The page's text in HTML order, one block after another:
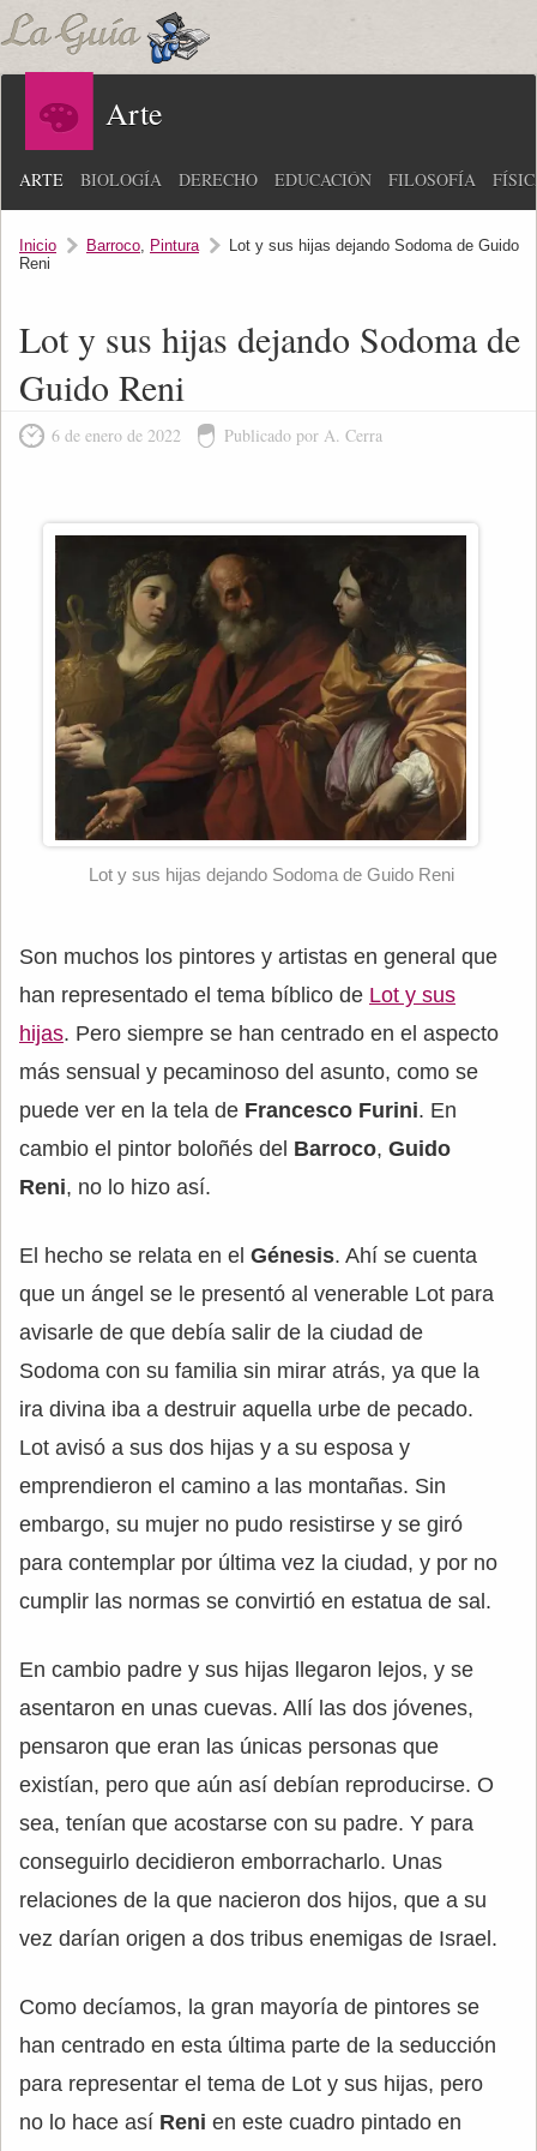
Arte
ARTE BIOLOGÍA DERECHO EDUCACIÓN FILOSOFÍA
Inicio Barroco, Pintura
Lot y sus hijas dejando Sodoma de Guido
Reni
Lot y sus hijas dejando Sodoma de
Guido Reni
6 de enero de 2022 Publicado por A. Cerra
Lot y sus hijas dejando Sodoma de Guido Reni
Son muchos los pintores y artistas en general que
han representado el tema bíblico de Lot y sus
hijas. Pero siempre se han centrado en el aspecto
más sensual y pecaminoso del asunto, como se
puede ver en la tela de Francesco Furini. En
cambio el pintor boloñés del Barroco, Guido
Reni, no lo hizo así.
El hecho se relata en el Génesis. Ahí se cuenta
que un ángel se le presentó al venerable Lot para
avisarle de que debía salir de la ciudad de
Sodoma con su familia sin mirar atrás, ya que la
ira divina iba a destruir aquella urbe de pecado.
Lot avisó a sus dos hijas y a su esposa y
emprendieron el camino a las montañas. Sin
embargo, su mujer no pudo resistirse y se giró
para contemplar por última vez la ciudad, y por no
cumplir las normas se convirtió en estatua de sal.
En cambio padre y sus hijas llegaron lejos, y se
asentaron en unas cuevas. Allí las dos jóvenes,
pensaron que eran las únicas personas que
existían, pero que aún así debían reproducirse. O
sea, tenían que acostarse con su padre. Y para
conseguirlo decidieron emborracharlo. Unas
relaciones de la que nacieron dos hijos, que a su
vez darían origen a dos tribus enemigas de Israel.
Como decíamos, la gran mayoría de pintores se
han centrado en esta última parte de la seducción
para representar el tema de Lot y sus hijas, pero
no lo hace así Reni en este cuadro pintado en